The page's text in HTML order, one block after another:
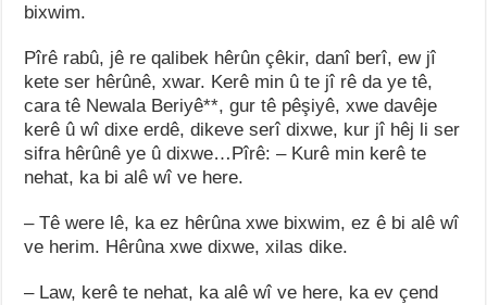
bixwim.
Pîrê rabû, jê re qalibek hêrûn çêkir, danî berî, ew jî
kete ser hêrûnê, xwar. Kerê min û te jî rê da ye tê,
cara tê Newala Beriyê**, gur tê pêşiyê, xwe davêje
kerê û wî dixe erdê, dikeve serî dixwe, kur jî hêj li ser
sifra hêrûnê ye û dixwe…Pîrê: – Kurê min kerê te
nehat, ka bi alê wî ve here.
– Tê were lê, ka ez hêrûna xwe bixwim, ez ê bi alê wî
ve herim. Hêrûna xwe dixwe, xilas dike.
– Law, kerê te nehat, ka alê wî ve here, ka ev çend